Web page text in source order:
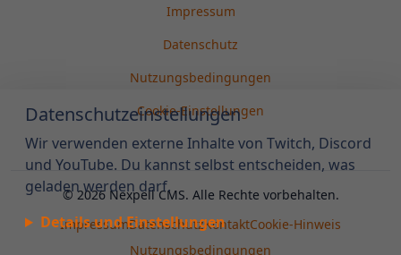
Impressum
Datenschutz
Nutzungsbedingungen
Cookie-Einstellungen
© 2026 Nexpell CMS. Alle Rechte vorbehalten.
ImpressumDatenschutzKontaktCookie-Hinweis
Nutzungsbedingungen
Datenschutzeinstellungen
Wir verwenden externe Inhalte von Twitch, Discord
und YouTube. Du kannst selbst entscheiden, was
geladen werden darf.
Details und Einstellungen